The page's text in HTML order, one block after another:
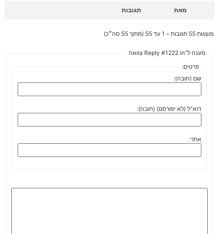
מאת תגובות
מוצגות 55 תגובות – 1 עד 55 (מתוך 55 סה״כ)
מענה ל־Reply #1222 in צוואה
פרטים:
שם (חובה):
דוא"ל (לא יפורסם) (חובה):
אתר: